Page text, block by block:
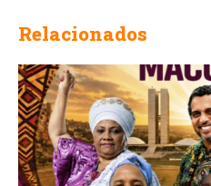
Relacionados